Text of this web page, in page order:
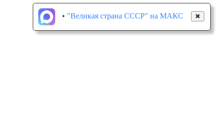
• "Великая страна СССР" на МАКС ✖